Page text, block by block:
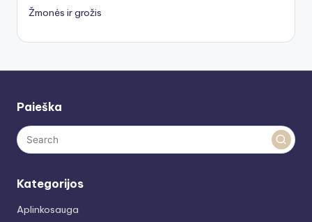
Žmonės ir grožis
Paieška
Kategorijos
Aplinkosauga